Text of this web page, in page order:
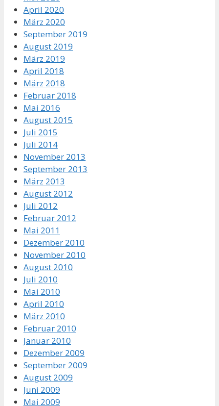
April 2020
März 2020
September 2019
August 2019
März 2019
April 2018
März 2018
Februar 2018
Mai 2016
August 2015
Juli 2015
Juli 2014
November 2013
September 2013
März 2013
August 2012
Juli 2012
Februar 2012
Mai 2011
Dezember 2010
November 2010
August 2010
Juli 2010
Mai 2010
April 2010
März 2010
Februar 2010
Januar 2010
Dezember 2009
September 2009
August 2009
Juni 2009
Mai 2009